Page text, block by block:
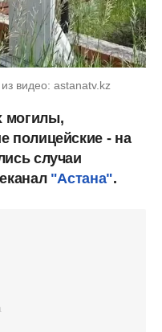
видео: astanatv.kz
могилы,
полицейские - на
случаи
"Астана".